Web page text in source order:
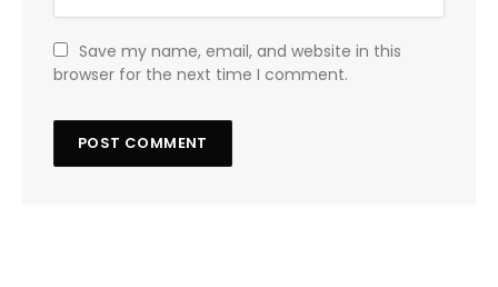
Save my name, email, and website in this
browser for the next time I comment.